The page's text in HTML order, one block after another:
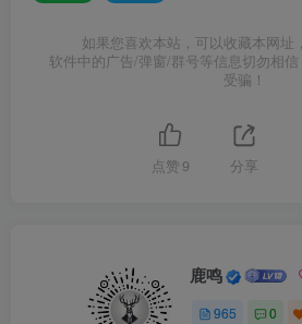
如果您喜欢本站，可以收藏本网址
软件中的广告/弹窗/群号等信息切勿相
受骗！
点赞 9 分享
鹿鸣
965 0